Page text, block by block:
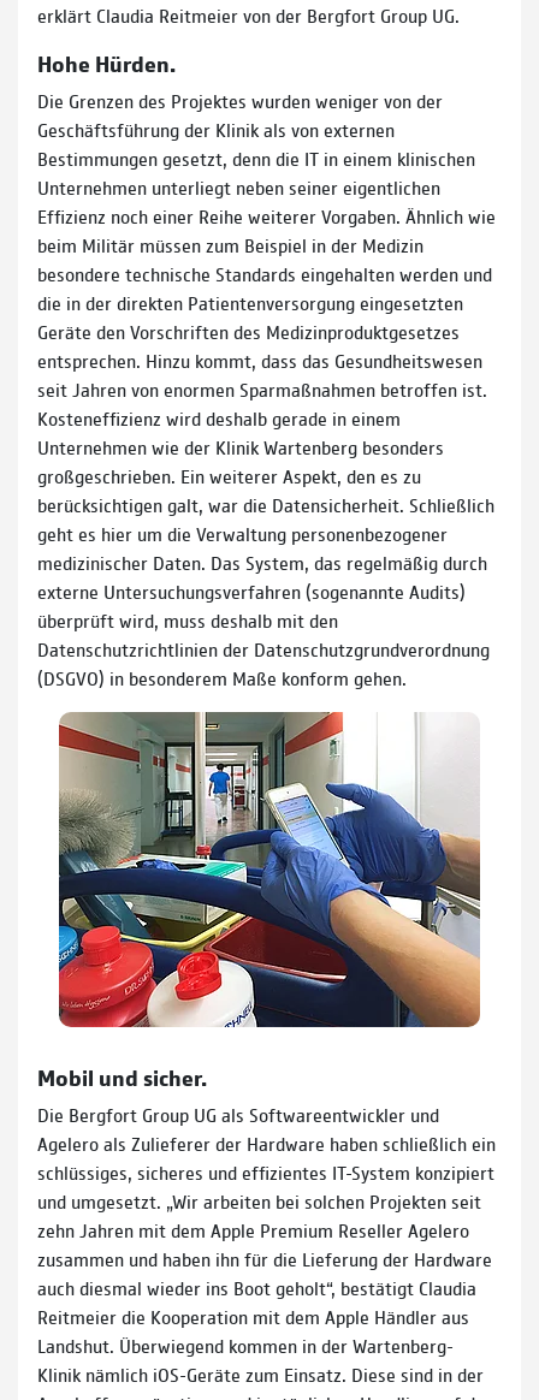
erklärt Claudia Reitmeier von der Bergfort Group UG.
Hohe Hürden.
Die Grenzen des Projektes wurden weniger von der
Geschäftsführung der Klinik als von externen
Bestimmungen gesetzt, denn die IT in einem klinischen
Unternehmen unterliegt neben seiner eigentlichen
Effizienz noch einer Reihe weiterer Vorgaben. Ähnlich wie
beim Militär müssen zum Beispiel in der Medizin
besondere technische Standards eingehalten werden und
die in der direkten Patientenversorgung eingesetzten
Geräte den Vorschriften des Medizinproduktgesetzes
entsprechen. Hinzu kommt, dass das Gesundheitswesen
seit Jahren von enormen Sparmaßnahmen betroffen ist.
Kosteneffizienz wird deshalb gerade in einem
Unternehmen wie der Klinik Wartenberg besonders
großgeschrieben. Ein weiterer Aspekt, den es zu
berücksichtigen galt, war die Datensicherheit. Schließlich
geht es hier um die Verwaltung personenbezogener
medizinischer Daten. Das System, das regelmäßig durch
externe Untersuchungsverfahren (sogenannte Audits)
überprüft wird, muss deshalb mit den
Datenschutzrichtlinien der Datenschutzgrundverordnung
(DSGVO) in besonderem Maße konform gehen.
Mobil und sicher.
Die Bergfort Group UG als Softwareentwickler und
Agelero als Zulieferer der Hardware haben schließlich ein
schlüssiges, sicheres und effizientes IT-System konzipiert
und umgesetzt. „Wir arbeiten bei solchen Projekten seit
zehn Jahren mit dem Apple Premium Reseller Agelero
zusammen und haben ihn für die Lieferung der Hardware
auch diesmal wieder ins Boot geholt“, bestätigt Claudia
Reitmeier die Kooperation mit dem Apple Händler aus
Landshut. Überwiegend kommen in der Wartenberg-
Klinik nämlich iOS-Geräte zum Einsatz. Diese sind in der